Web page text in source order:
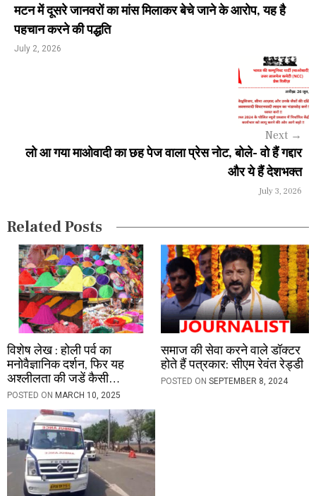
n
a
o
मटन में दूसरे जानवरों का मांस मिलाकर बेचे जाने के आरोप, यह है
पहचान करने की पद्धति
July 2, 2026
Next →
लो आ गया माओवादी का छह पेज वाला प्रेस नोट, बोले- वो हैं गद्दार
और ये हैं देशभक्त
July 3, 2026
Related Posts
विशेष लेख : होली पर्व का
मनोवैज्ञानिक दर्शन, फिर यह
अश्लीलता की जडें कैसी…
POSTED ON MARCH 10, 2025
समाज की सेवा करने वाले डॉक्टर
होते हैं पत्रकार: सीएम रेवंत रेड्डी
POSTED ONSEPTEMBER 8, 2024